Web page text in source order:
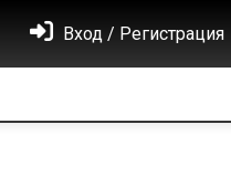
Вход / Регистрация